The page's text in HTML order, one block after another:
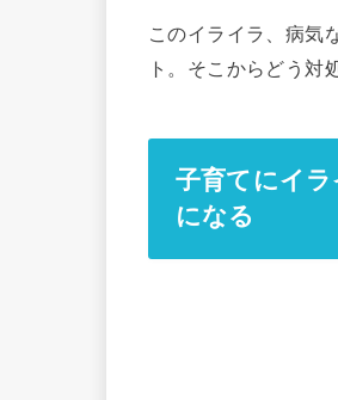
このイライラ、病気
ト。そこからどう対
子育てにイ
になる